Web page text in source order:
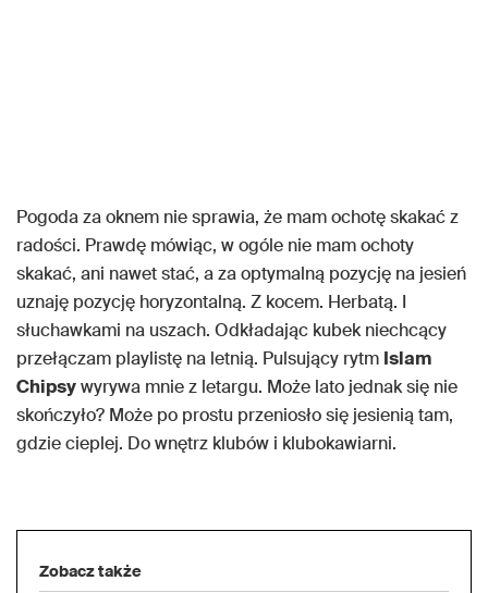
Pogoda za oknem nie sprawia, że mam ochotę skakać z
radości. Prawdę mówiąc, w ogóle nie mam ochoty
skakać, ani nawet stać, a za optymalną pozycję na jesień
uznaję pozycję horyzontalną. Z kocem. Herbatą. I
słuchawkami na uszach. Odkładając kubek niechcący
przełączam playlistę na letnią. Pulsujący rytm Islam
Chipsywyrywa mnie z letargu. Może lato jednak się nie
skończyło? Może po prostu przeniosło się jesienią tam,
gdzie cieplej. Do wnętrz klubów i klubokawiarni.
Zobacz także